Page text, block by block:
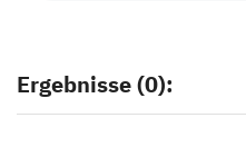
Ergebnisse (0):